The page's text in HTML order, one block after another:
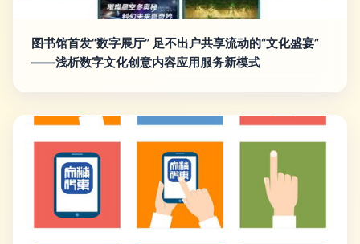
图书馆首发“数字展厅” 足不出户共享流动的“文化盛宴”
——浅析数字文化创意内容应用服务新模式